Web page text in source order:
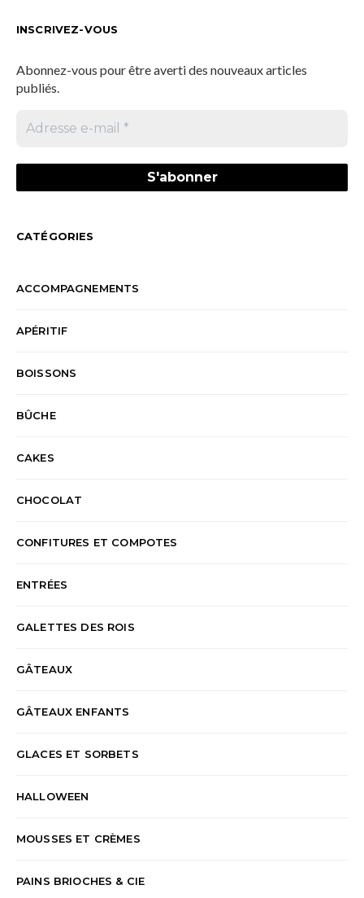
INSCRIVEZ-VOUS
Abonnez-vous pour être averti des nouveaux articles
publiés.
CATÉGORIES
ACCOMPAGNEMENTS
APÉRITIF
BOISSONS
BÛCHE
CAKES
CHOCOLAT
CONFITURES ET COMPOTES
ENTRÉES
GALETTES DES ROIS
GÂTEAUX
GÂTEAUX ENFANTS
GLACES ET SORBETS
HALLOWEEN
MOUSSES ET CRÈMES
PAINS BRIOCHES & CIE